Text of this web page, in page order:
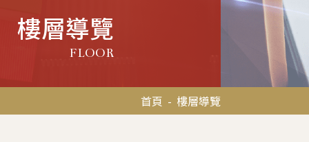
樓層導覽
FLOOR
首頁 - 樓層導覽